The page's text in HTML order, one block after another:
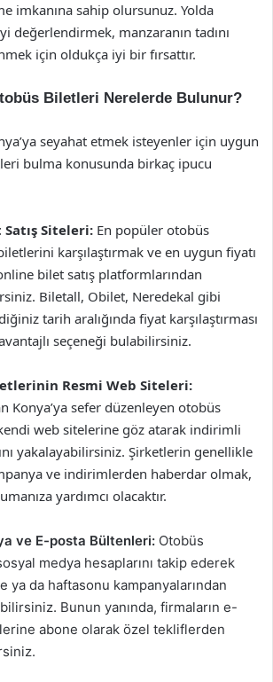
imkanına sahip olursunuz. Yolda
değerlendirmek, manzaranın tadını
için oldukça iyi bir fırsattır.
Biletleri Nerelerde Bulunur?
seyahat etmek isteyenler için uygun
bulma konusunda birkaç ipucu
Siteleri: En popüler otobüs
karşılaştırmak ve en uygun fiyatı
bilet satış platformlarından
Biletall, Obilet, Neredekal gibi
tarih aralığında fiyat karşılaştırması
seçeneği bulabilirsiniz.
Resmi Web Siteleri:
Konya’ya sefer düzenleyen otobüs
web sitelerine göz atarak indirimli
yakalayabilirsiniz. Şirketlerin genellikle
ve indirimlerden haberdar olmak,
yardımcı olacaktır.
ve E-posta Bültenleri: Otobüs
medya hesaplarını takip ederek
ya da haftasonu kampanyalarından
Bunun yanında, firmaların e-
abone olarak özel tekliflerden